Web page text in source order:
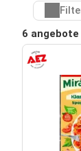
6 angebote